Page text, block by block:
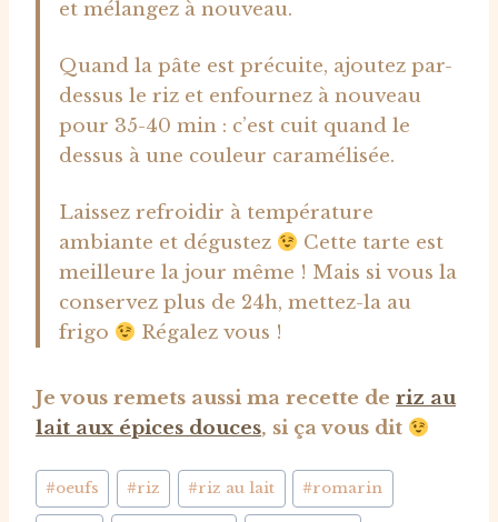
et mélangez à nouveau.
Quand la pâte est précuite, ajoutez par-
dessus le riz et enfournez à nouveau
pour 35-40 min : c’est cuit quand le
dessus à une couleur caramélisée.
Laissez refroidir à température
ambiante et dégustez
Cette tarte est
meilleure la jour même ! Mais si vous la
conservez plus de 24h, mettez-la au
frigo
Régalez vous !
Je vous remets aussi ma recette de riz au
lait aux épices douces, si ça vous dit
Étiquettes
de
#oeufs #riz #riz au lait #romarin